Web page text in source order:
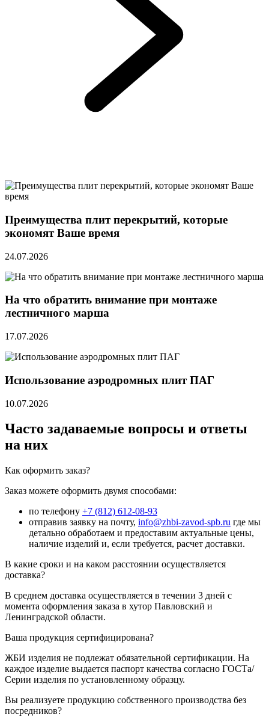
Преимущества плит перекрытий, которые
экономят Ваше время
24.07.2026
На что обратить внимание при монтаже
лестничного марша
17.07.2026
Использование аэродромных плит ПАГ
10.07.2026
Часто задаваемые вопросы и ответы
на них
Как оформить заказ?
Заказ можете оформить двумя способами:
по телефону +7 (812) 612-08-93
отправив заявку на почту, info@zhbi-zavod-spb.ru где мы
детально обработаем и предоставим актуальные цены,
наличие изделий и, если требуется, расчет доставки.
В какие сроки и на каком расстоянии осуществляется
доставка?
В среднем доставка осуществляется в течении 3 дней с
момента оформления заказа в хутор Павловский и
Ленинградской области.
Ваша продукция сертифицирована?
ЖБИ изделия не подлежат обязательной сертификации. На
каждое изделие выдается паспорт качества согласно ГОСТа/
Серии изделия по установленному образцу.
Вы реализуете продукцию собственного производства без
посредников?